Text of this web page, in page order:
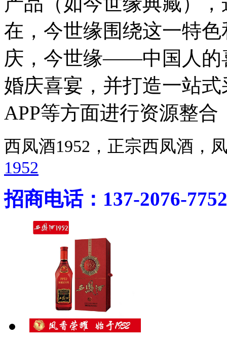
在，今世缘围绕这一特
庆，今世缘——中国人的
婚庆喜宴，并打造一站
APP等方面进行资源整
西凤酒1952，正宗西凤酒
1952
招商电话：137-2076-7752